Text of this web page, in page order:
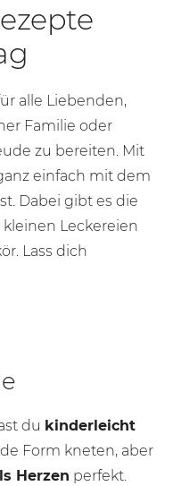
alle Liebenden,
Familie oder
zu bereiten. Mit
einfach mit dem
Dabei gibt es die
Leckereien
Lass dich
du kinderleicht
Form kneten, aber
Herzen perfekt.